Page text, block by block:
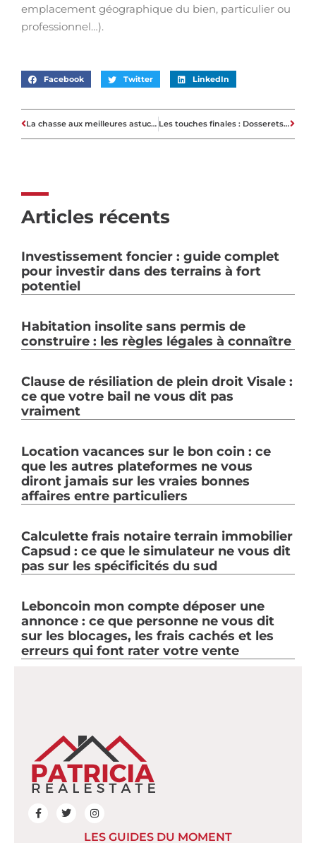
emplacement géographique du bien, particulier ou
professionnel…).
Facebook Twitter LinkedIn
La chasse aux meilleures astuces lors du Blogtacular Les touches finales : Dosserets de cuisine en verre
Articles récents
Investissement foncier : guide complet
pour investir dans des terrains à fort
potentiel
Habitation insolite sans permis de
construire : les règles légales à connaître
Clause de résiliation de plein droit Visale :
ce que votre bail ne vous dit pas
vraiment
Location vacances sur le bon coin : ce
que les autres plateformes ne vous
diront jamais sur les vraies bonnes
affaires entre particuliers
Calculette frais notaire terrain immobilier
Capsud : ce que le simulateur ne vous dit
pas sur les spécificités du sud
Leboncoin mon compte déposer une
annonce : ce que personne ne vous dit
sur les blocages, les frais cachés et les
erreurs qui font rater votre vente
LES GUIDES DU MOMENT